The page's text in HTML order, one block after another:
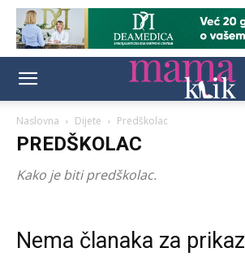
Naslovna Dijete Predškolac
PREDŠKOLAC
Kako je biti predškolac.
Nema članaka za prikaz